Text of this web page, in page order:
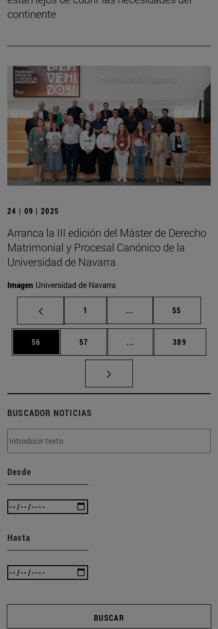
continente
24 | 09 | 2025
Arranca la III edición del Máster de Derecho
Matrimonial y Procesal Canónico de la
Universidad de Navarra
Imagen Universidad de Navarra
Página
1 ... Páginas intermedias
Página
55
Página
56 Página
57 ... Páginas intermedias
Página
389
BUSCADOR NOTICIAS
Desde
Hasta
BUSCAR